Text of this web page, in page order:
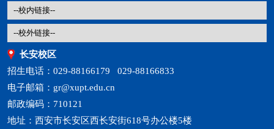
长安校区
招生电话：029-88166179 029-88166833
电子邮箱：gr@xupt.edu.cn
邮政编码：710121
地址：西安市长安区西长安街618号办公楼5楼